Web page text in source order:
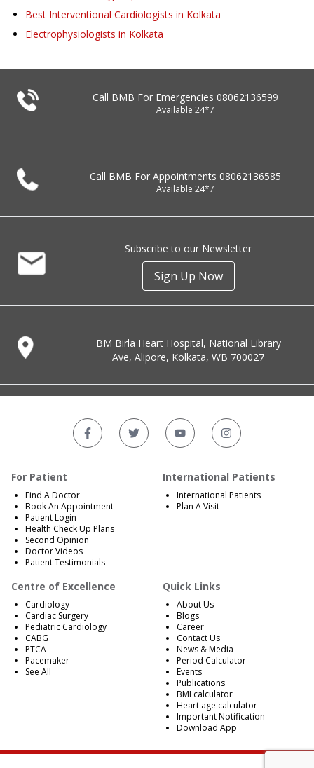
Best Interventional Cardiologists in Kolkata
Electrophysiologists in Kolkata
Call BMB For Emergencies 08062136599
Available 24*7
Call BMB For Appointments 08062136585
Available 24*7
Subscribe to our Newsletter
Sign Up Now
BM Birla Heart Hospital, National Library
Ave, Alipore, Kolkata, WB 700027
For Patient
Find A Doctor
Book An Appointment
Patient Login
Health Check Up Plans
Second Opinion
Doctor Videos
Patient Testimonials
International Patients
International Patients
Plan A Visit
Centre of Excellence
Cardiology
Cardiac Surgery
Pediatric Cardiology
CABG
PTCA
Pacemaker
See All
Quick Links
About Us
Blogs
Career
Contact Us
News & Media
Period Calculator
Events
Publications
BMI calculator
Heart age calculator
Important Notification
Download App